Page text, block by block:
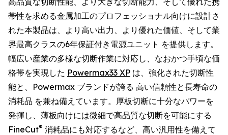
帯性を求める金属加工のプロフェッショナル向けに設計さ
れた本製品は、より高い出力、より優れた価値、そして業
界最高クラスの6年保証付き電源ユニット を提供します。
幅広い産業の多様な切断作業に対応し、なおかつ手頃な価
格帯を実現した Powermax33 XP は、強化された切断性
能と、Powermax ブランドが誇る 高い信頼性と長寿命の
消耗品 を兼ね備えています。厚板切断に十分なパワーを
発揮し、薄板向けには微細で高品質な切断を可能にする
FineCut® 消耗品にも対応するなど、高い汎用性を備えて